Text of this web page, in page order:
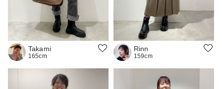
Takami
165cm
Rinn
159cm